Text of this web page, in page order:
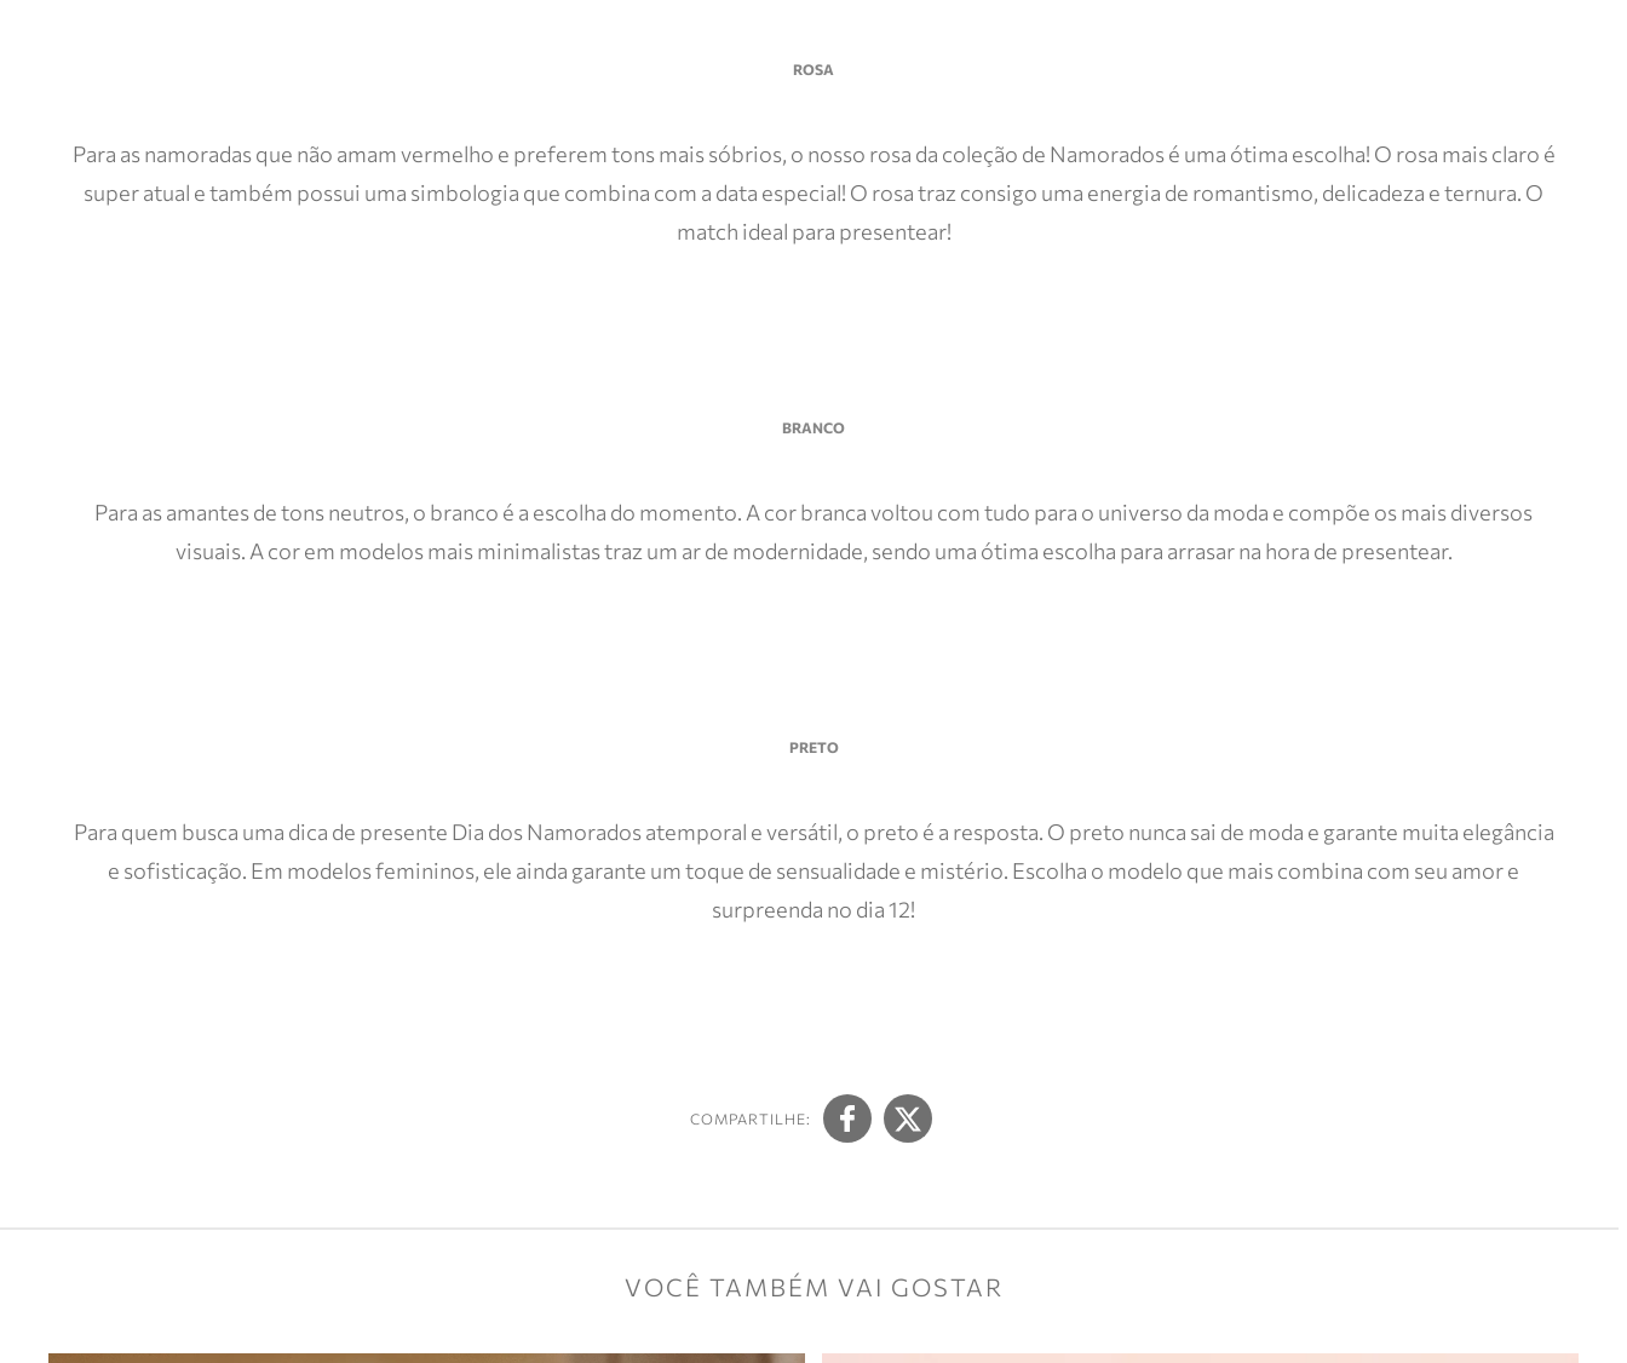
ROSA
Para as namoradas que não amam vermelho e preferem tons mais sóbrios, o nosso rosa da coleção de Namorados é uma ótima escolha! O rosa mais claro é
super atual e também possui uma simbologia que combina com a data especial! O rosa traz consigo uma energia de romantismo, delicadeza e ternura. O
match ideal para presentear!
BRANCO
Para as amantes de tons neutros, o branco é a escolha do momento. A cor branca voltou com tudo para o universo da moda e compõe os mais diversos
visuais. A cor em modelos mais minimalistas traz um ar de modernidade, sendo uma ótima escolha para arrasar na hora de presentear.
PRETO
Para quem busca uma dica de presente Dia dos Namorados atemporal e versátil, o preto é a resposta. O preto nunca sai de moda e garante muita elegância
e sofisticação. Em modelos femininos, ele ainda garante um toque de sensualidade e mistério. Escolha o modelo que mais combina com seu amor e
surpreenda no dia 12!
COMPARTILHE:
VOCÊ TAMBÉM VAI GOSTAR